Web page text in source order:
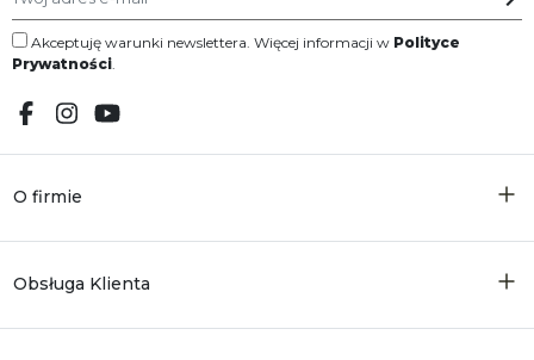
Akceptuję warunki newslettera. Więcej informacji w Polityce
Prywatności
O firmie
Obsługa Klienta